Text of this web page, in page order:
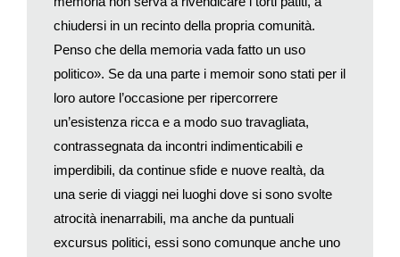
materna si hanno anche degli obblighi: la lingua diventa
classica, e non si può usare lo slang o storpiare le parole,
perché il lettore sentirebbe immediatamente che si tratta di un
artefatto. Se da un lato si ha la libertà psicologica, dall’altro si è
incatenati a uno stile letterario da cui è impossibile uscire, ma
a me non dispiace.
In questi tempi, in relazione alle commemorazioni
dell’Olocausto, sentiamo parlare spesso di memoria,
riporta le parole di una donna tedesca che
sostiene di preferire l’eccesso di memoria alla sottrazione,
poiché l’eccesso prevede l’assunzione di responsabilità.
chiudersi in un recinto della propria comunità.
Penso che della memoria vada fatto un uso
politico». Se da una parte i memoir sono stati per il
loro autore l’occasione per ripercorrere
un’esistenza ricca e a modo suo travagliata,
contrassegnata da incontri indimenticabili e
imperdibili, da continue sfide e nuove realtà, da
una serie di viaggi nei luoghi dove si sono svolte
atrocità inenarrabili, ma anche da puntuali
excursus politici, essi sono comunque anche uno